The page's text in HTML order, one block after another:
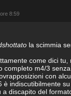
8:59
la scimmia
come dici tu,
completo m4/3
con
è indiscutibilmente
discapito del